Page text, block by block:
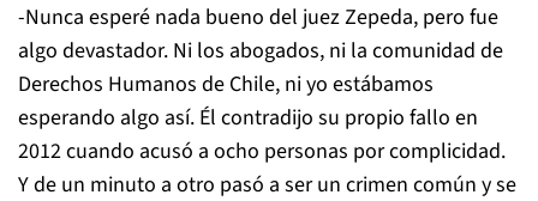
-Nunca esperé nada bueno del juez Zepeda, pero fue
algo devastador. Ni los abogados, ni la comunidad de
Derechos Humanos de Chile, ni yo estábamos
esperando algo así. Él contradijo su propio fallo en
2012 cuando acusó a ocho personas por complicidad.
Y de un minuto a otro pasó a ser un crimen común y se